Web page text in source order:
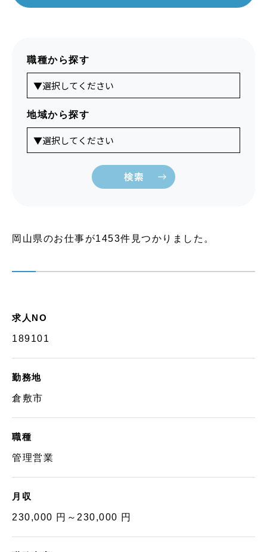
職種から探す
地域から探す
岡山県のお仕事が1453件見つかりました。
求人NO
189101
勤務地
倉敷市
職種
管理営業
月収
230,000 円～230,000 円